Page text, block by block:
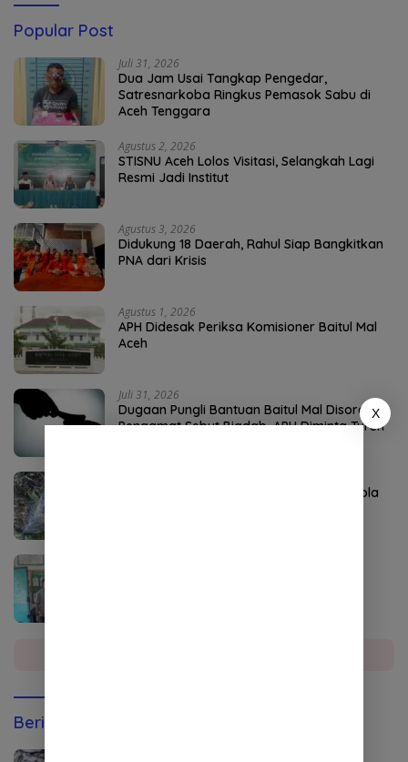
Popular Post
Juli 31, 2026
Dua Jam Usai Tangkap Pengedar,
Satresnarkoba Ringkus Pemasok Sabu di
Aceh Tenggara
Agustus 2, 2026
STISNU Aceh Lolos Visitasi, Selangkah Lagi
Resmi Jadi Institut
Agustus 3, 2026
Didukung 18 Daerah, Rahul Siap Bangkitkan
PNA dari Krisis
Agustus 1, 2026
APH Didesak Periksa Komisioner Baitul Mal
Aceh
Juli 31, 2026
Dugaan Pungli Bantuan Baitul Mal Disorot,
Pengamat Sebut Biadab, APH Diminta Turun
P3-TGAI Aceh Tenggara Disorot, Swakelola
Berita Olahraga
X